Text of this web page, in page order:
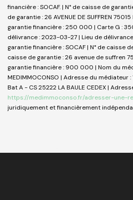
financière : SOCAF. | N° de caisse de
de garantie : 26 AVENUE DE SUFFREN
garantie financière : 250 000 | Carte G :
délivrance : 2023-03-27 | Lieu de
garantie financière : SOCAF | N° de caisse
caisse de garantie : 26 avenue de suffren
garantie financière : 900 000 | Nom du
MEDIMMOCONSO | Adresse du médiateur
Bat A - CS 25222 LA BAULE CEDEX |
https://medimmoconso.fr/adresser-une-
juridiquement et financièrement